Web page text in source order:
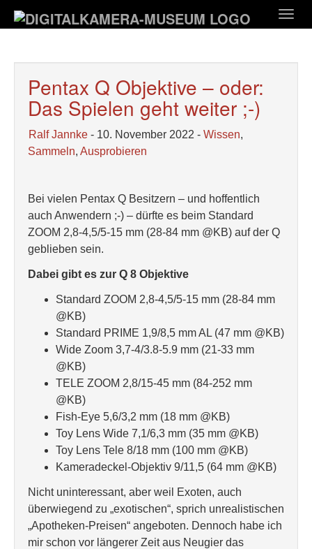
Hauptinhalt
Pentax Q Objektive – oder:
Das Spielen geht weiter ;-)
Ralf Jannke - 10. November 2022 - Wissen,
Sammeln, Ausprobieren
Bei vielen Pentax Q Besitzern – und hoffentlich
auch Anwendern ;-) – dürfte es beim Standard
ZOOM 2,8-4,5/5-15 mm (28-84 mm @KB) auf der Q
geblieben sein.
Dabei gibt es zur Q 8 Objektive
Standard ZOOM 2,8-4,5/5-15 mm (28-84 mm
@KB)
Standard PRIME 1,9/8,5 mm AL (47 mm @KB)
Wide Zoom 3,7-4/3.8-5.9 mm (21-33 mm
@KB)
TELE ZOOM 2,8/15-45 mm (84-252 mm
@KB)
Fish-Eye 5,6/3,2 mm (18 mm @KB)
Toy Lens Wide 7,1/6,3 mm (35 mm @KB)
Toy Lens Tele 8/18 mm (100 mm @KB)
Kameradeckel-Objektiv 9/11,5 (64 mm @KB)
Nicht uninteressant, aber weil Exoten, auch
überwiegend zu „exotischen“, sprich unrealistischen
„Apotheken-Preisen“ angeboten. Dennoch habe ich
mir schon vor längerer Zeit aus Neugier das